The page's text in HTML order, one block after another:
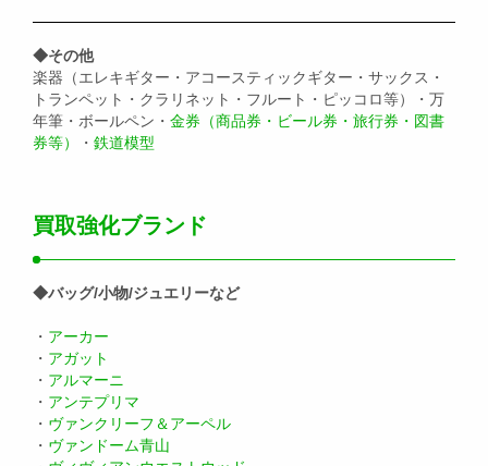
◆その他
楽器（エレキギター・アコースティックギター・サックス・
トランペット・クラリネット・フルート・ピッコロ等）・万
年筆・ボールペン・ 金券（商品券・ビール券・旅行券・図書
券等）
・ 鉄道模型
買取強化ブランド
◆バッグ/小物/ジュエリーなど
・ アーカー
・ アガット
・ アルマーニ
・ アンテプリマ
・ ヴァンクリーフ＆アーペル
・ ヴァンドーム青山